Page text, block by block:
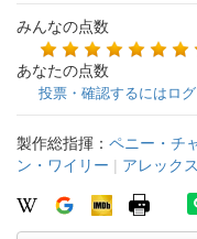
みんなの点数
あなたの点数
投票・確認するにはログ
製作総指揮： ペニー・チ
ン・ワイリー | アレック